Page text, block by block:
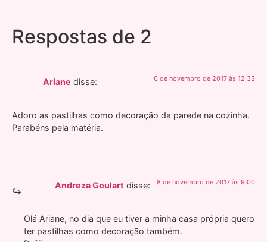
Respostas de 2
Ariane disse: 6 de novembro de 2017 às 12:33
Adoro as pastilhas como decoração da parede na cozinha.
Parabéns pela matéria.
Andreza Goulart disse: 8 de novembro de 2017 às 9:00
Olá Ariane, no dia que eu tiver a minha casa própria quero
ter pastilhas como decoração também.